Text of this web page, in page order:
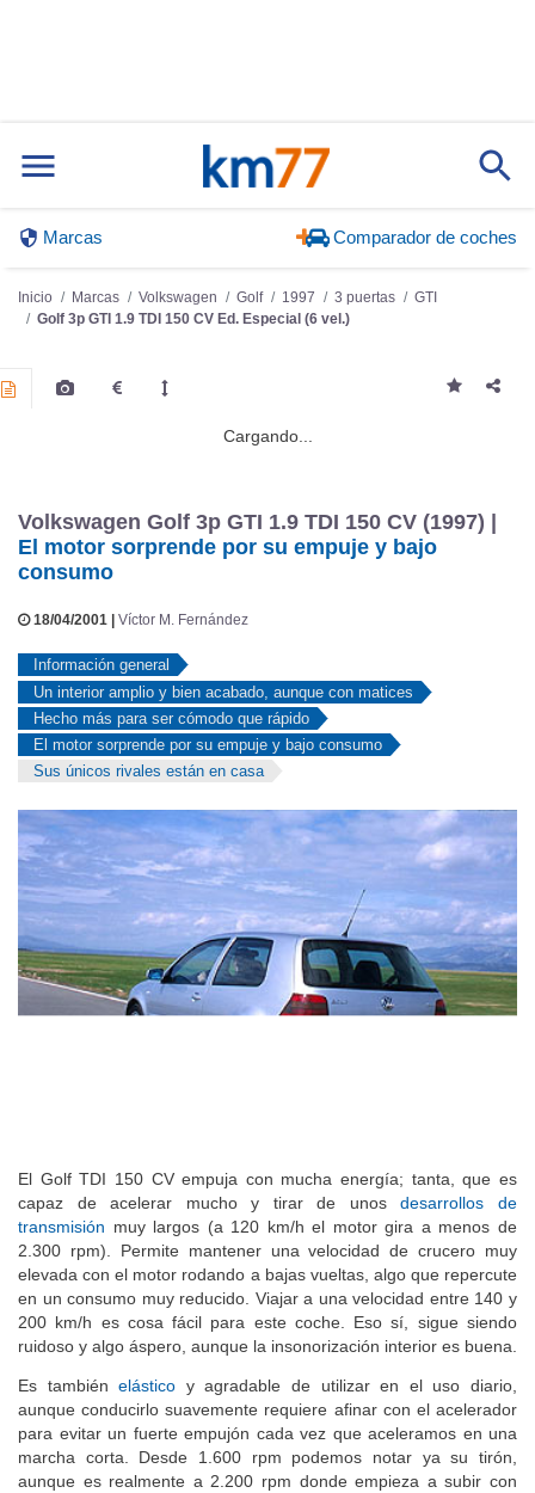
Marcas Comparador de coches
Inicio Marcas Volkswagen Golf 1997 3 puertas
GTI
Golf 3p GTI 1.9 TDI 150 CV Ed. Especial (6 vel.)
Cargando...
Volkswagen Golf 3p GTI 1.9 TDI 150 CV (1997) |
El motor sorprende por su empuje y bajo
consumo
18/04/2001 | Víctor M. Fernández
Información general
Un interior amplio y bien acabado, aunque con matices
Hecho más para ser cómodo que rápido
El motor sorprende por su empuje y bajo consumo
Sus únicos rivales están en casa
El Golf TDI 150 CV empuja con mucha energía; tanta, que es
capaz de acelerar mucho y tirar de unosdesarrollos de
transmisión muy largos (a 120 km/h el motor gira a menos de
2.300 rpm). Permite mantener una velocidad de crucero muy
elevada con el motor rodando a bajas vueltas, algo que repercute
en un consumo muy reducido. Viajar a una velocidad entre 140 y
200 km/h es cosa fácil para este coche. Eso sí, sigue siendo
ruidoso y algo áspero, aunque la insonorización interior es buena.
Es tambiénelástico y agradable de utilizar en el uso diario,
aunque conducirlo suavemente requiere afinar con el acelerador
para evitar un fuerte empujón cada vez que aceleramos en una
marcha corta. Desde 1.600 rpm podemos notar ya su tirón,
aunque es realmente a 2.200 rpm donde empieza a subir con